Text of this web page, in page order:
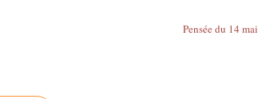
Pensée du 14 mai